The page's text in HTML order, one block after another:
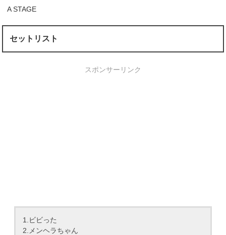
A STAGE
セットリスト
スポンサーリンク
1.ビビった
2.メンヘラちゃん